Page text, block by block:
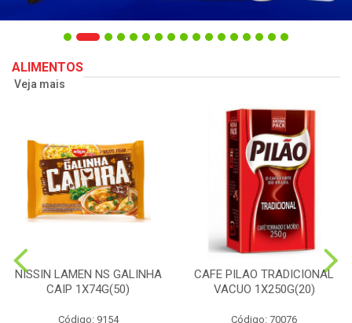
ALIMENTOS
Veja mais
NISSIN LAMEN NS GALINHA
CAIP 1X74G(50)
Código: 9154
CAFE PILAO TRADICIONAL
VACUO 1X250G(20)
Código: 70076